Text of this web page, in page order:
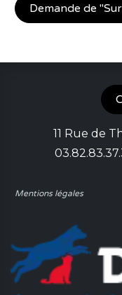
Demande de
11 Rue de
Mentions légales